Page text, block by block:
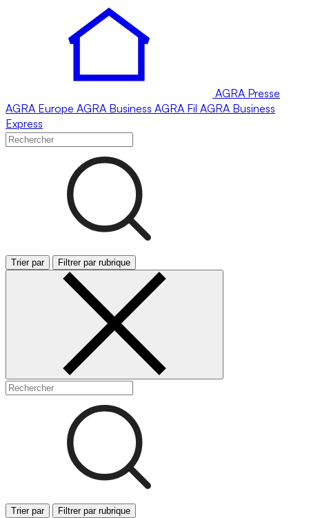
AGRA Presse
AGRA Europe AGRA Business AGRA Fil AGRA Business
Express
Trier par Filtrer par rubrique
Trier par Filtrer par rubrique